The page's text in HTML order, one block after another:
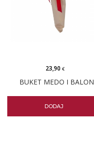
BUKET MEDO I BALON
23,90 €
DODAJ